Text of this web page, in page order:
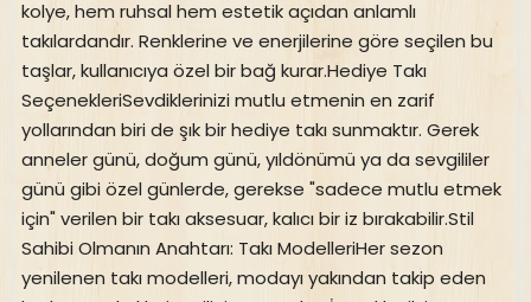
kolye, hem ruhsal hem estetik açıdan anlamlı
takılardandır. Renklerine ve enerjilerine göre seçilen bu
taşlar, kullanıcıya özel bir bağ kurar.Hediye Takı
SeçenekleriSevdiklerinizi mutlu etmenin en zarif
yollarından biri de şık bir hediye takı sunmaktır. Gerek
anneler günü, doğum günü, yıldönümü ya da sevgililer
günü gibi özel günlerde, gerekse "sadece mutlu etmek
için" verilen bir takı aksesuar, kalıcı bir iz bırakabilir.Stil
Sahibi Olmanın Anahtarı: Takı ModelleriHer sezon
yenilenen takı modelleri, modayı yakından takip eden